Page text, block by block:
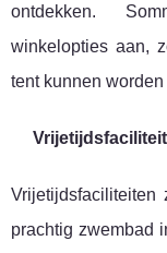
ontdekken.
winkelopties aan,
tent kunnen worden
prachtig zwembad